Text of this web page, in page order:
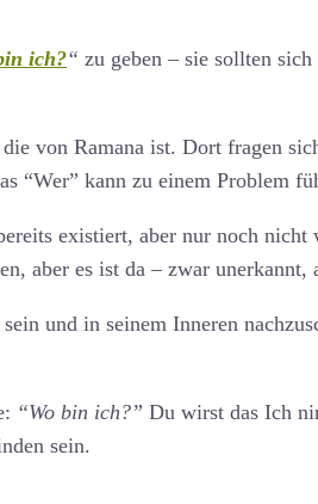
ich?“ zu geben – sie sollten sich
von Ramana ist. Dort fragen
“Wer” kann zu einem Problem
existiert, aber nur noch nicht
aber es ist da – zwar unerkannt,
und in seinem Inneren
“Wo bin ich?” Du wirst das Ich
sein.